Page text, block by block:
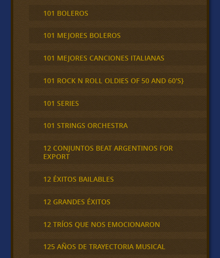
101 BOLEROS
101 MEJORES BOLEROS
101 MEJORES CANCIONES ITALIANAS
101 ROCK N ROLL OLDIES OF 50 AND 60'S}
101 SERIES
101 STRINGS ORCHESTRA
12 CONJUNTOS BEAT ARGENTINOS FOR
EXPORT
12 ÉXITOS BAILABLES
12 GRANDES ÉXITOS
12 TRÍOS QUE NOS EMOCIONARON
125 AÑOS DE TRAYECTORIA MUSICAL